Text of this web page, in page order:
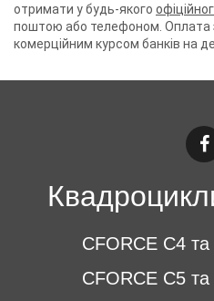
отримати у будь-якого
поштою або телефоном. Оплата
комерційним курсом банків на
CFORCE C4
CFORCE C5